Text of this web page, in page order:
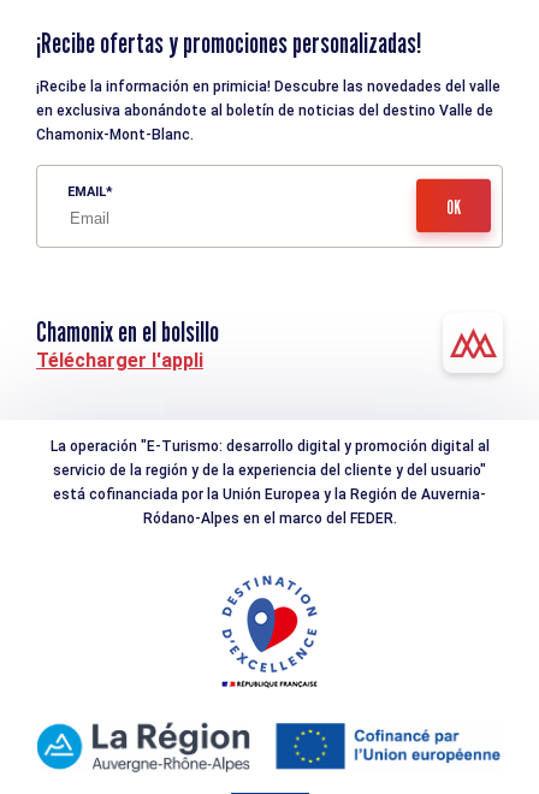
¡Recibe ofertas y promociones personalizadas!
¡Recibe la información en primicia! Descubre las novedades del valle
en exclusiva abonándote al boletín de noticias del destino Valle de
Chamonix-Mont-Blanc.
EMAIL
Chamonix en el bolsillo
Télécharger l'appli
La operación "E-Turismo: desarrollo digital y promoción digital al
servicio de la región y de la experiencia del cliente y del usuario"
está cofinanciada por la Unión Europea y la Región de Auvernia-
Ródano-Alpes en el marco del FEDER.